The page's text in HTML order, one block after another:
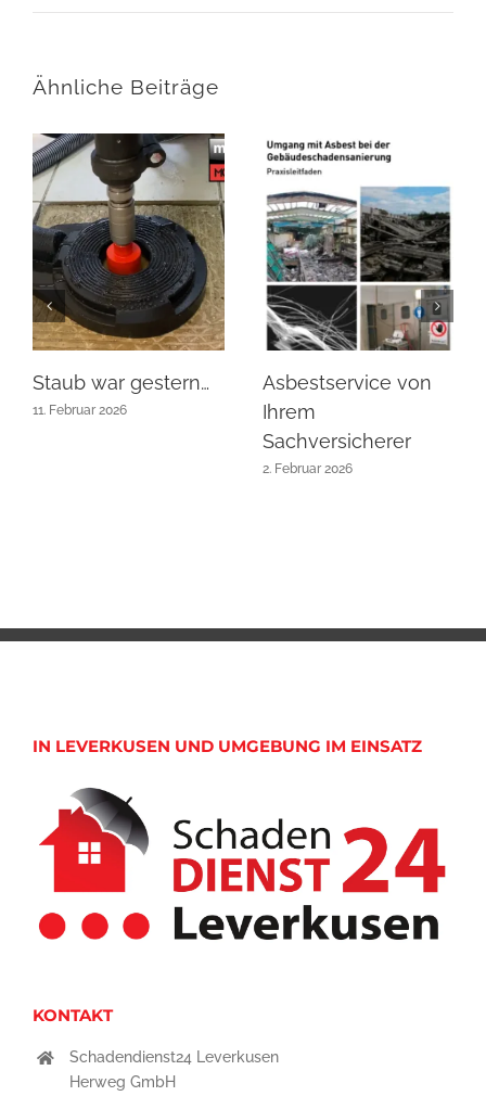
Ähnliche Beiträge
Staub war gestern…
11. Februar 2026
Asbestservice von
Ihrem
Sachversicherer
2. Februar 2026
IN LEVERKUSEN UND UMGEBUNG IM EINSATZ
KONTAKT
Schadendienst24 Leverkusen
Herweg GmbH